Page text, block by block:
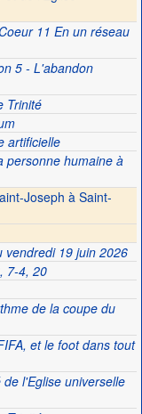
11 En un réseau
5 - L'abandon
Trinité
artificielle
humaine à
Joseph à Saint-
19 juin 2026
7-4, 20
de la coupe du
et le foot dans tout
l'Eglise universelle